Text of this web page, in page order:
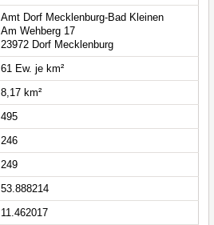
Amt Dorf Mecklenburg-Bad Kleinen
Am Wehberg 17
23972 Dorf Mecklenburg
61 Ew. je km²
8,17 km²
495
246
249
53.888214
11.462017